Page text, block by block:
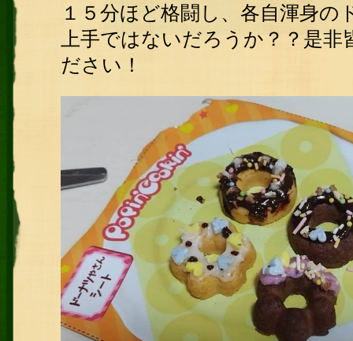
１５分ほど格闘し、各自渾身
上手ではないだろうか？？是
ださい！